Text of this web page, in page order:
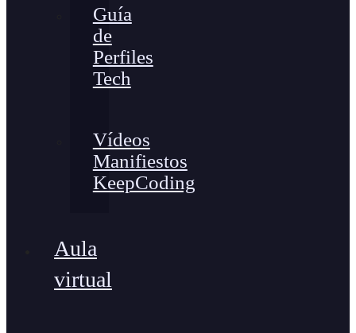
Guía
de
Perfiles
Tech
Vídeos
Manifiestos
KeepCoding
Aula
virtual